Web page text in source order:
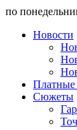
по
Новости
Платные
Сюжеты